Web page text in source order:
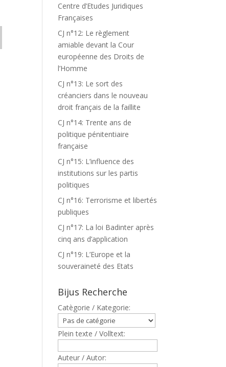
Centre d’Etudes Juridiques
Françaises
CJ n°12: Le règlement
amiable devant la Cour
européenne des Droits de
l’Homme
CJ n°13: Le sort des
créanciers dans le nouveau
droit français de la faillite
CJ n°14: Trente ans de
politique pénitentiaire
française
CJ n°15: L’influence des
institutions sur les partis
politiques
CJ n°16: Terrorisme et libertés
publiques
CJ n°17: La loi Badinter après
cinq ans d’application
CJ n°19: L’Europe et la
souveraineté des Etats
Bijus Recherche
Catègorie / Kategorie:
Plein texte / Volltext:
Auteur / Autor: